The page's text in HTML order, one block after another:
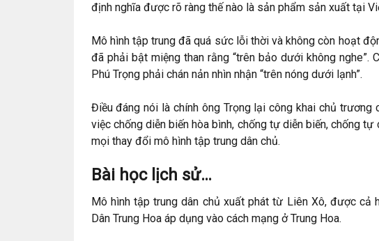
định nghĩa được rõ ràng thế nào là sản phẩm sản xuất tại
Mô hình tập trung đã quá sức lỗi thời và không còn hoạt
đã phải bật miệng than rằng “trên bảo dưới không nghe”.
Phú Trọng phải chán nản nhìn nhận “trên nóng dưới lạnh”.
Điều đáng nói là chính ông Trọng lại công khai chủ
việc chống diễn biến hòa bình, chống tự diễn biến, chống
mọi thay đổi mô hình tập trung dân chủ.
Bài học lịch sử…
Mô hình tập trung dân chủ xuất phát từ Liên Xô, được cả
Dân Trung Hoa áp dụng vào cách mạng ở Trung Hoa.